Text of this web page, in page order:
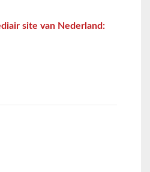
site van Nederland: